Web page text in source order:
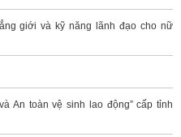
giới và kỹ năng lãnh đạo cho nữ
An toàn vệ sinh lao động” cấp tỉnh